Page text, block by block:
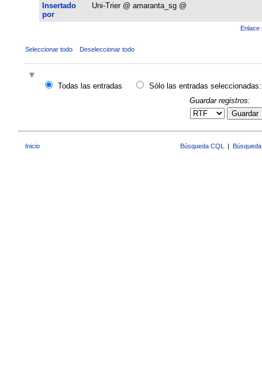
Insertado
por
Uni-Trier @ amaranta_sg @
Enlace
Seleccionar todo Deseleccionar todo
Todas las entradas
Sólo las entradas seleccionadas:
Guardar registros:
Guardar
Inicio Búsqueda CQL